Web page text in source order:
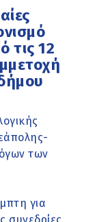
τις 12
των
για